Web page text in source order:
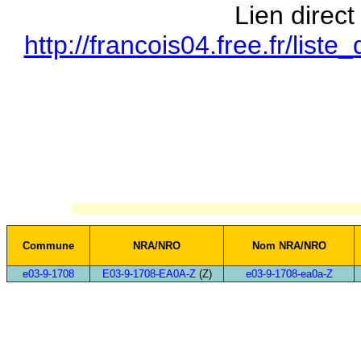
Lien
http://francois04.free.fr/
Commune NRA/NRO Nom NRA/NRO
e03-9-1708 E03-9-1708-EA0A-Z(Z) e03-9-1708-ea0a-Z